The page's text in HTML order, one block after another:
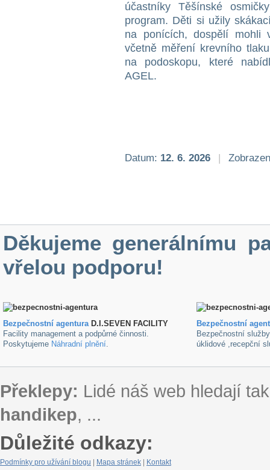
účastníky Těšínské
program. Děti si užily
na ponících, dospělí mohli
včetně měření krevního
na podoskopu, které
AGEL.
Datum: 12. 6. 2026 |
Děkujeme generálnímu
vřelou podporu!
Bezpečnostní agenturaD.I.SEVEN FACILITY
Facility management a podpůrné činnosti.
Poskytujeme Náhradní plnění.
Bezpečnostní
Bezpečnostní
úklidové ,recepční
Překlepy: Lidé náš web hledají
handikep, ...
Důležité odkazy:
Podmínky pro užívání blogu Mapa stránek Kontakt